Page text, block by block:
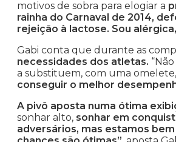
motivos de sobra para elogiar a
rainha do Carnaval de 2014,
rejeição à lactose. Sou
Gabi conta que durante as
necessidades dos atletas.
a substituem, com uma
conseguir o melhor
A pivô aposta numa ótima
sonhar alto, sonhar em
adversários, mas estamos